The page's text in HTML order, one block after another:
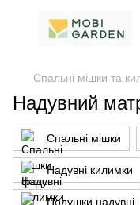
Спальні мішки та
Надувний
Спальні мішки
Надувні килимки
Подушки надувні